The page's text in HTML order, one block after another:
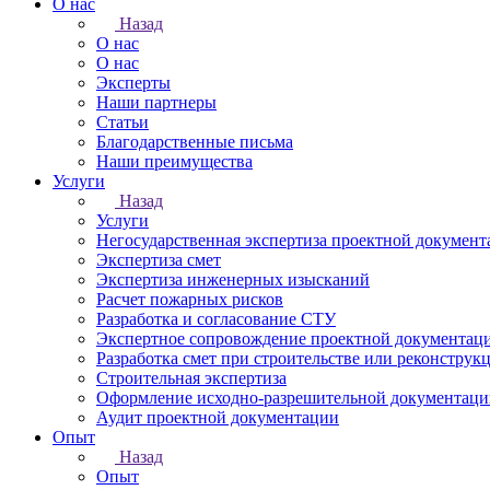
О нас
Назад
О нас
О нас
Эксперты
Наши партнеры
Статьи
Благодарственные письма
Наши преимущества
Услуги
Назад
Услуги
Негосударственная экспертиза проектной
Экспертиза смет
Экспертиза инженерных изысканий
Расчет пожарных рисков
Разработка и согласование СТУ
Экспертное сопровождение проектной
Разработка смет при строительстве или
Строительная экспертиза
Оформление исходно-разрешительной
Аудит проектной документации
Опыт
Назад
Опыт